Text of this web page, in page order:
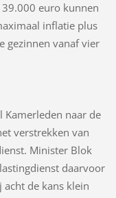
euro kunnen
inflatie plus
gezinnen vanaf vier
Kamerleden naar de
verstrekken van
Minister Blok
daarvoor
de kans klein